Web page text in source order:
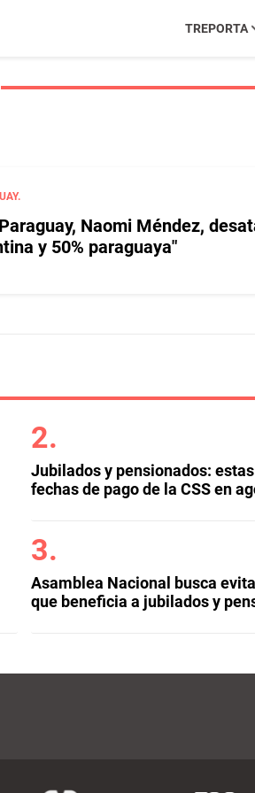
TREPORTA
Naomi Méndez,
y 50% paraguaya"
Jubilados y pensionados:
fechas de pago de la CSS en
Asamblea Nacional busca
que beneficia a jubilados y